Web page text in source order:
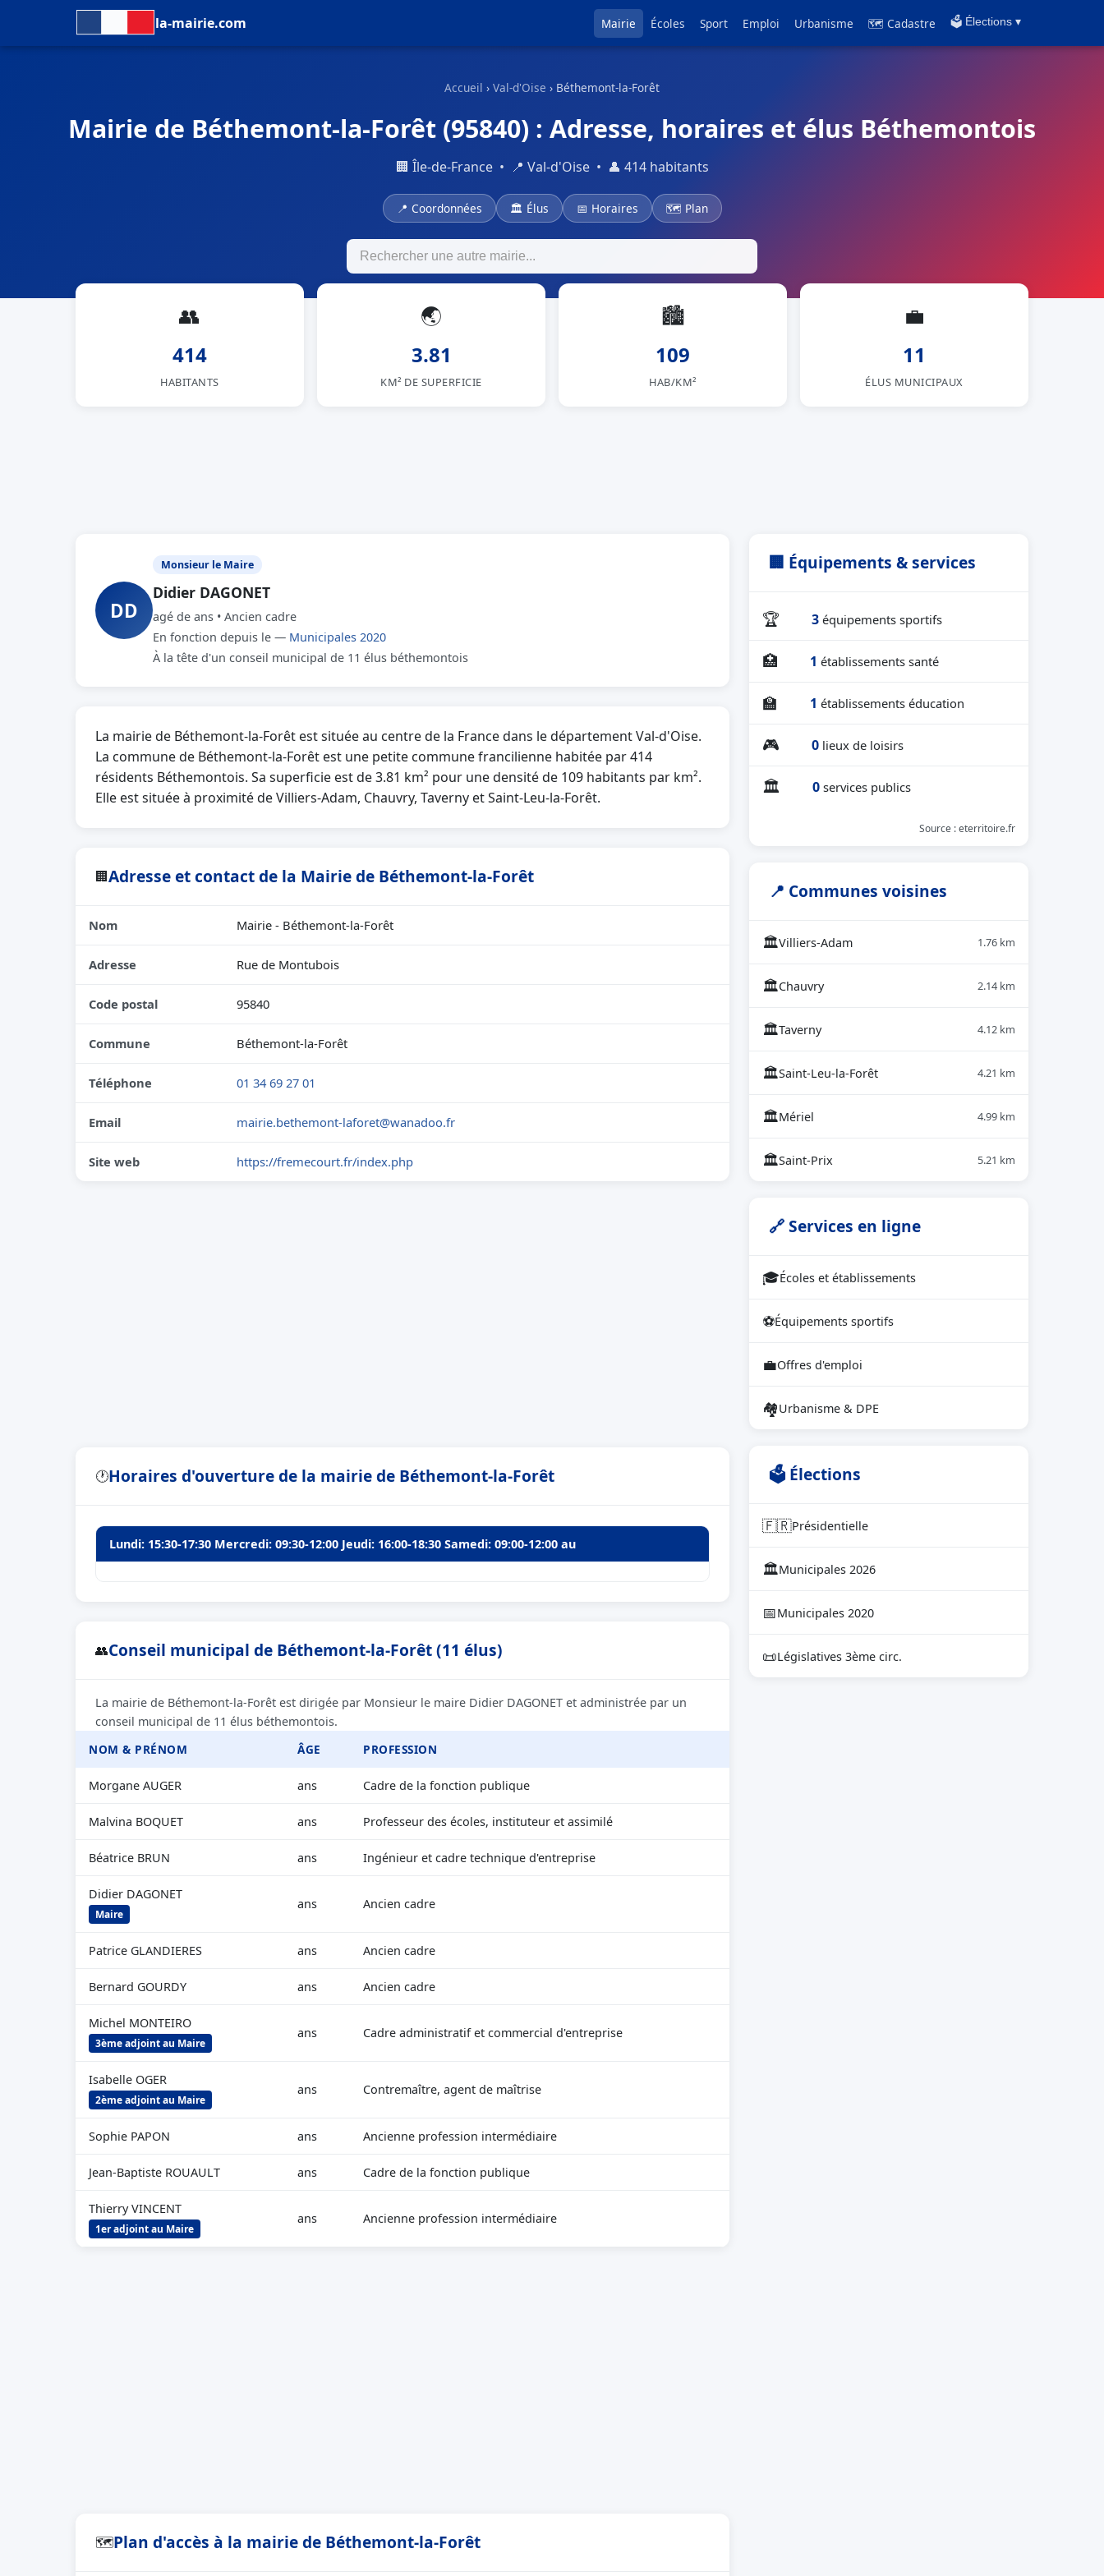
la-mairie.com Mairie Écoles Sport Emploi Urbanisme 🗺 Cadastre 🗳️ Élections ▾
Accueil › Val-d'Oise › Béthemont-la-Forêt
Mairie de Béthemont-la-Forêt (95840) : Adresse, horaires et élus Béthemontois
🏢 Île-de-France • 📍 Val-d'Oise • 👤 414 habitants
📍 Coordonnées 🏛 Élus 📅 Horaires 🗺 Plan
👥
414
HABITANTS
🌏
3.81
KM² DE SUPERFICIE
🏙
109
HAB/KM²
💼
11
ÉLUS MUNICIPAUX
DD
Monsieur le Maire
Didier DAGONET
agé de ans • Ancien cadre
En fonction depuis le — Municipales 2020
À la tête d'un conseil municipal de 11 élus béthemontois
La mairie de Béthemont-la-Forêt est située au centre de la France dans le département Val-d'Oise.
La commune de Béthemont-la-Forêt est une petite commune francilienne habitée par 414
résidents Béthemontois. Sa superficie est de 3.81 km² pour une densité de 109 habitants par km².
Elle est située à proximité de Villiers-Adam, Chauvry, Taverny et Saint-Leu-la-Forêt.
🏢Adresse et contact de la Mairie de Béthemont-la-Forêt
Nom Mairie - Béthemont-la-Forêt
Adresse Rue de Montubois
Code postal 95840
Commune Béthemont-la-Forêt
Téléphone 01 34 69 27 01
Email mairie.bethemont-laforet@wanadoo.fr
Site web https://fremecourt.fr/index.php
🕐Horaires d'ouverture de la mairie de Béthemont-la-Forêt
Lundi: 15:30-17:30 Mercredi: 09:30-12:00 Jeudi: 16:00-18:30 Samedi: 09:00-12:00 au
👥Conseil municipal de Béthemont-la-Forêt (11 élus)
La mairie de Béthemont-la-Forêt est dirigée par Monsieur le maire Didier DAGONET et administrée par un
conseil municipal de 11 élus béthemontois.
NOM & PRÉNOM
ÂGE PROFESSION
Morgane AUGER ans Cadre de la fonction publique
Malvina BOQUET ans Professeur des écoles, instituteur et assimilé
Béatrice BRUN ans Ingénieur et cadre technique d'entreprise
Didier DAGONET
Maire
ans Ancien cadre
Patrice GLANDIERES ans Ancien cadre
Bernard GOURDY ans Ancien cadre
Michel MONTEIRO
3ème adjoint au Maire
ans Cadre administratif et commercial d'entreprise
Isabelle OGER
2ème adjoint au Maire
ans Contremaître, agent de maîtrise
Sophie PAPON ans Ancienne profession intermédiaire
Jean-Baptiste ROUAULT ans Cadre de la fonction publique
Thierry VINCENT
1er adjoint au Maire
ans Ancienne profession intermédiaire
🗺Plan d'accès à la mairie de Béthemont-la-Forêt
🏢 Équipements & services
🏆 3 équipements sportifs
🏥 1 établissements santé
🏫 1 établissements éducation
🎮 0 lieux de loisirs
🏛 0 services publics
Source : eterritoire.fr
📍 Communes voisines
🏛Villiers-Adam 1.76 km
🏛Chauvry 2.14 km
🏛Taverny 4.12 km
🏛Saint-Leu-la-Forêt 4.21 km
🏛Mériel 4.99 km
🏛Saint-Prix 5.21 km
🔗 Services en ligne
🎓Écoles et établissements
⚽Équipements sportifs
💼Offres d'emploi
🏘Urbanisme & DPE
🗳 Élections
🇫🇷Présidentielle
🏛Municipales 2026
📅Municipales 2020
📜Législatives 3ème circ.